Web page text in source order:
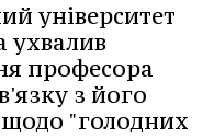
університет
ухвалив
професора
з його
"голодних